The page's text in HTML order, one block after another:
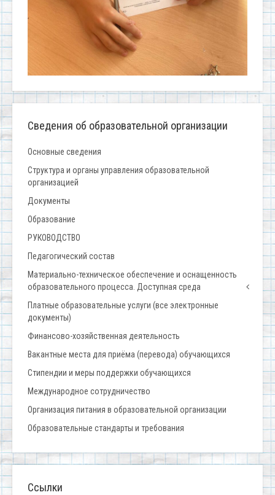
Сведения об образовательной организации
Основные сведения
Структура и органы управления образовательной
организацией
Документы
Образование
РУКОВОДСТВО
Педагогический состав
Материально-техническое обеспечение и оснащенность
образовательного процесса. Доступная среда
Платные образовательные услуги (все электронные
документы)
Финансово-хозяйственная деятельность
Вакантные места для приёма (перевода) обучающихся
Стипендии и меры поддержки обучающихся
Международное сотрудничество
Организация питания в образовательной организации
Образовательные стандарты и требования
Ссылки